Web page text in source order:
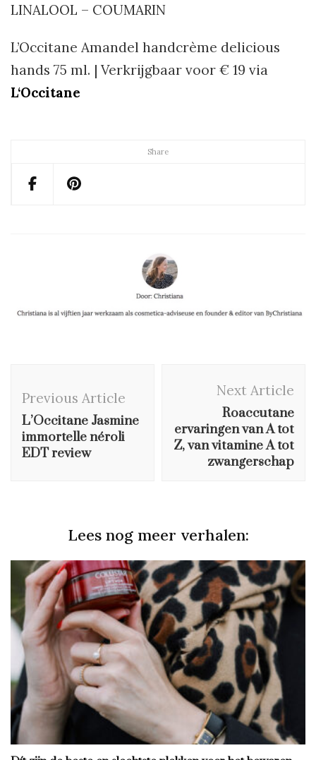
Share
LINALOOL – COUMARIN
L’Occitane Amandel handcrème delicious
hands 75 ml. | Verkrijgbaar voor € 19 via
L‘Occitane
Navigation
Previous Article
L’Occitane Jasmine
immortelle néroli
EDT review
Next Article
Roaccutane
ervaringen van A tot
Z, van vitamine A tot
zwangerschap
Lees nog meer verhalen: